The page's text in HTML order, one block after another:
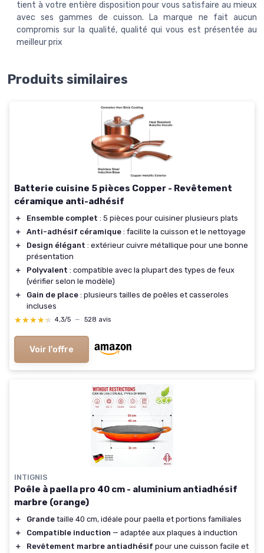
tient à votre entière disposition pour vous satisfaire au mieux
avec ses gammes de cuisson. La marque ne fait aucun
compromis sur la qualité, qualité qui vous est présentée au
meilleur prix
Produits similaires
Batterie cuisine 5 pièces Copper - Revêtement
céramique anti-adhésif
＋ Ensemble complet : 5 pièces pour cuisiner plusieurs plats
＋
Anti-adhésif céramique : facilite la cuisson et le nettoyage
＋
Design élégant : extérieur cuivre métallique pour une bonne
présentation
＋
Polyvalent : compatible avec la plupart des types de feux
(vérifier selon le modèle)
＋
Gain de place : plusieurs tailles de poêles et casseroles
incluses
★★★★★
★★★★★ 4,3/5 — 528 avis
Voir l'offre
INTIGNIS
Poêle à paella pro 40 cm - aluminium antiadhésif
marbre (orange)
＋ Grande taille 40 cm, idéale pour paella et portions familiales
＋
Compatible induction — adaptée aux plaques à induction
＋
Revêtement marbre antiadhésif pour une cuisson facile et